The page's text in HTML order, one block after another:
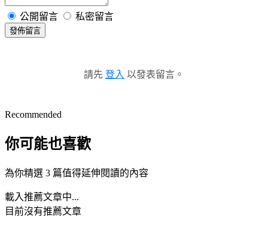
公開留言 私密留言
發佈留言
請先 登入 以發表留言。
Recommended
你可能也喜歡
為你精選 3 篇值得延伸閱讀的內容
載入推薦文章中...
目前沒有推薦文章